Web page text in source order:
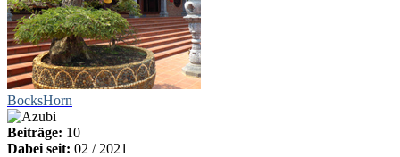
BocksHorn
Beiträge: 10
Dabei seit: 02 / 2021